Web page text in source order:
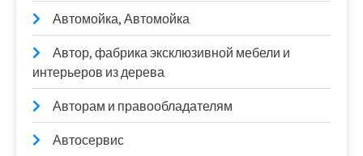
Автомойка, Автомойка
Автор, фабрика эксклюзивной мебели и
интерьеров из дерева
Авторам и правообладателям
Автосервис